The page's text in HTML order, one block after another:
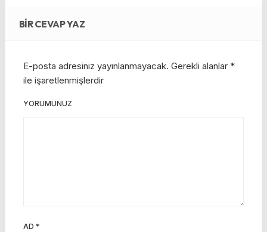
BIR CEVAP YAZ
E-posta adresiniz yayınlanmayacak. Gerekli alanlar *
ile işaretlenmişlerdir
YORUMUNUZ
AD *